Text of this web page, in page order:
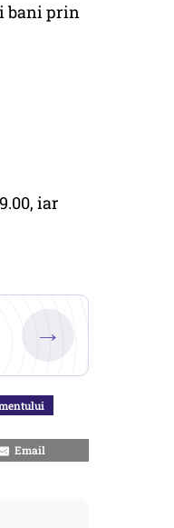
bani prin
iar
→
Email